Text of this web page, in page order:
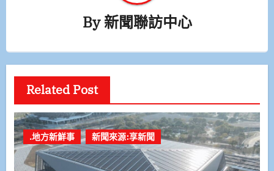
By新聞聯訪中心
Related Post
.地方新鮮事 新聞來源:享新聞